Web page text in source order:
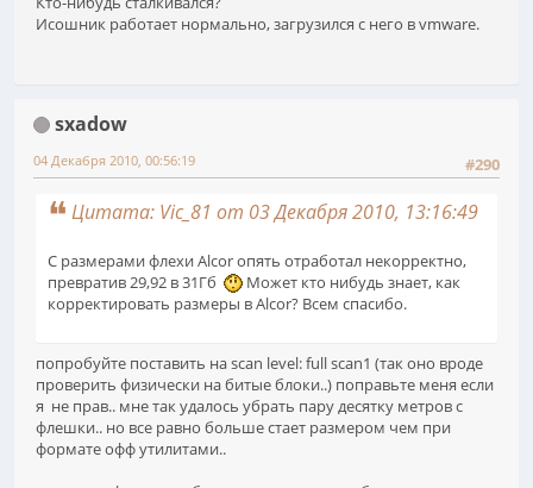
Исошник работает нормально, загрузился с него в vmware.
sxadow
#290
04 Декабря 2010, 00:56:19
Цитата: Vic_81 от 03 Декабря 2010, 13:16:49
C размерами флехи Alcor опять отработал некорректно,
превратив 29,92 в 31Гб
Может кто нибудь знает, как
корректировать размеры в Alcor? Всем спасибо.
попробуйте поставить на scan level: full scan1 (так оно вроде
проверить физически на битые блоки..) поправьте меня если
я не прав.. мне так удалось убрать пару десятку метров с
флешки.. но все равно больше стает размером чем при
формате офф утилитами..